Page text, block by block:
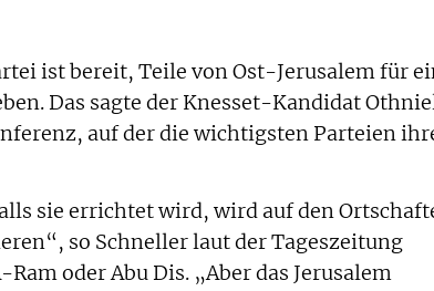
ist bereit, Teile von Ost-Jerusalem für
Das sagte der Knesset-Kandidat
auf der die wichtigsten Parteien
sie errichtet wird, wird auf den
so Schneller laut der Tageszeitung
oder Abu Dis. „Aber das Jerusalem